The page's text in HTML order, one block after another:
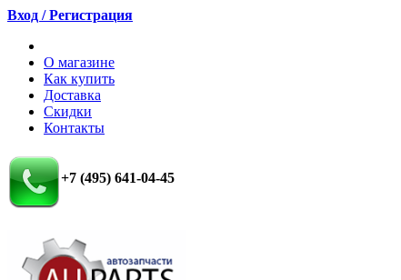
Вход / Регистрация
О магазине
Как купить
Доставка
Скидки
Контакты
+7 (495) 641-04-45